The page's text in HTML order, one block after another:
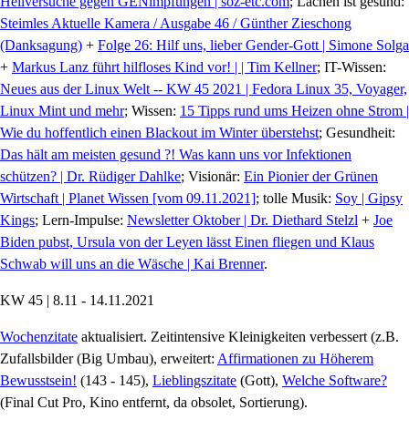
Steimles Aktuelle Kamera / Ausgabe 46 / Günther Zieschong
(Danksagung) + Folge 26: Hilf uns, lieber Gender-Gott | Simone Solga
+ Markus Lanz führt hilfloses Kind vor! | | Tim Kellner; IT-Wissen:
Neues aus der Linux Welt -- KW 45 2021 | Fedora Linux 35, Voyager,
Linux Mint und mehr; Wissen: 15 Tipps rund ums Heizen ohne Strom |
Wie du hoffentlich einen Blackout im Winter überstehst; Gesundheit:
Das hält am meisten gesund ?! Was kann uns vor Infektionen
schützen? | Dr. Rüdiger Dahlke; Visionär: Ein Pionier der Grünen
Wirtschaft | Planet Wissen [vom 09.11.2021]; tolle Musik: Soy | Gipsy
Kings; Lern-Impulse: Newsletter Oktober | Dr. Diethard Stelzl + Joe
Biden pubst, Ursula von der Leyen lässt Einen fliegen und Klaus
Schwab will uns an die Wäsche | Kai Brenner.
KW 45 | 8.11 - 14.11.2021
Wochenzitate aktualisiert. Zeitintensive Kleinigkeiten verbessert (z.B.
Zufallsbilder (Big Umbau), erweitert: Affirmationen zu Höherem
Bewusstsein! (143 - 145), Lieblingszitate (Gott), Welche Software?
(Final Cut Pro, Kino entfernt, da obsolet, Sortierung).